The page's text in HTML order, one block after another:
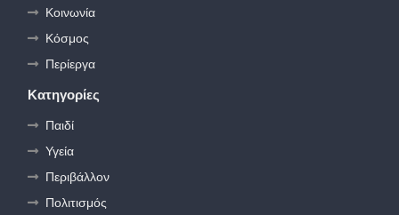
Κοινωνία
Κόσμος
Περίεργα
Κατηγορίες
Παιδί
Υγεία
Περιβάλλον
Πολιτισμός